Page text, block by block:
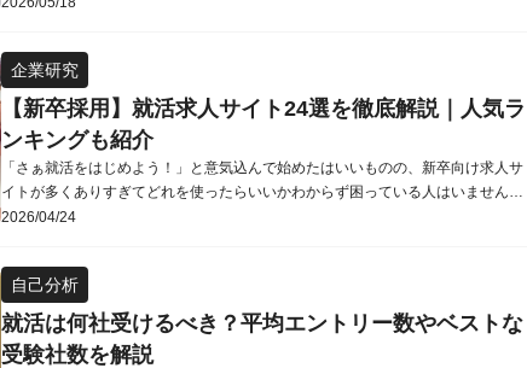
ービスなどをご紹介しています。ぜひ参考になれば幸いです。OB・OGとは？
「OB」「OG」とはそれ...
企業研究
【新卒採用】就活求人サイト24選を徹底解説｜人気ラ
ンキングも紹介
「さぁ就活をはじめよう！」と意気込んで始めたはいいものの、新卒向け求人サ
イトが多くありすぎてどれを使ったらいいかわからず困っている人はいません
か？新卒向け求人サイトには、大きく分けて・求人検索型・スカウト型・エージ
る必要があります。‌本記事では、各求人サイトの特徴や使うメリット、選ぶ際の
チェックポイントを解説します。‌さ...
2026/04/24
自己分析
就活は何社受けるべき？平均エントリー数やベストな
受験社数を解説